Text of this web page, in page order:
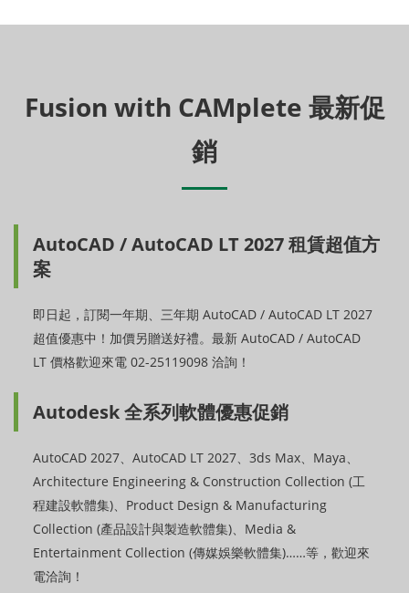
Fusion with CAMplete 最新促
銷
AutoCAD / AutoCAD LT 2027 租賃超值方
案
即日起，訂閱一年期、三年期 AutoCAD / AutoCAD LT 2027
超值優惠中！加價另贈送好禮。最新 AutoCAD / AutoCAD
LT 價格歡迎來電 02-25119098 洽詢！
Autodesk 全系列軟體優惠促銷
AutoCAD 2027、AutoCAD LT 2027、3ds Max、Maya、
Architecture Engineering & Construction Collection (工
程建設軟體集)、Product Design & Manufacturing
Collection (產品設計與製造軟體集)、Media &
Entertainment Collection (傳媒娛樂軟體集)……等，歡迎來
電洽詢！